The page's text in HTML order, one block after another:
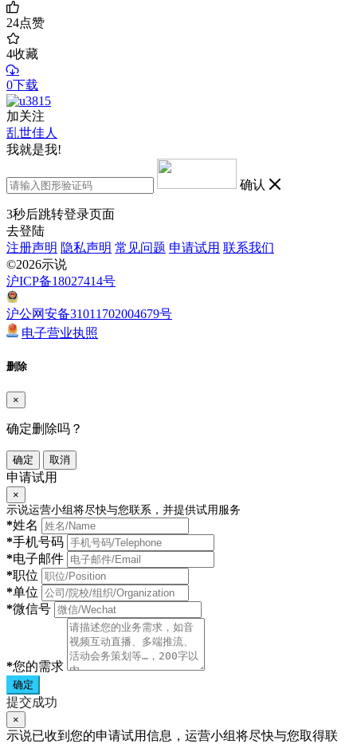
24点赞
4收藏
0下载
加关注
乱世佳人
我就是我!
确认
3秒后跳转登录页面
去登陆
注册声明 隐私声明 常见问题 申请试用 联系我们
©2026示说
沪ICP备18027414号
沪公网安备31011702004679号
电子营业执照
删除
×
确定删除吗？
确定 取消
申请试用
×
示说运营小组将尽快与您联系，并提供试用服务
*姓名
*手机号码
*电子邮件
*职位
*单位
*微信号
*您的需求
确定
提交成功
×
示说已收到您的申请试用信息，运营小组将尽快与您取得联